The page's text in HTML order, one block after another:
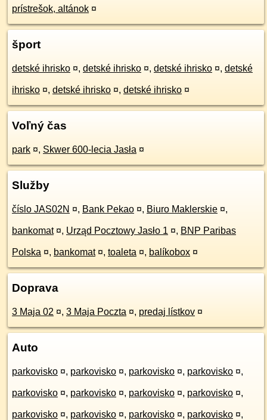
prístrešok, altánok ¤
šport
detské ihrisko ¤, detské ihrisko ¤, detské ihrisko ¤, detské
ihrisko ¤, detské ihrisko ¤, detské ihrisko ¤
Voľný čas
park ¤, Skwer 600-lecia Jasła ¤
Služby
číslo JAS02N ¤, Bank Pekao ¤, Biuro Maklerskie ¤,
bankomat ¤, Urząd Pocztowy Jasło 1 ¤, BNP Paribas
Polska ¤, bankomat ¤, toaleta ¤, balíkobox ¤
Doprava
3 Maja 02 ¤, 3 Maja Poczta ¤, predaj lístkov ¤
Auto
parkovisko ¤, parkovisko ¤, parkovisko ¤, parkovisko ¤,
parkovisko ¤, parkovisko ¤, parkovisko ¤, parkovisko ¤,
parkovisko ¤, parkovisko ¤, parkovisko ¤, parkovisko ¤,